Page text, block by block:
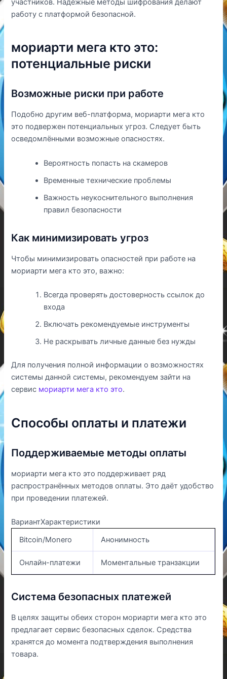
участников. Надёжные методы шифрования делают
работу с платформой безопасной.
мориарти мега кто это:
потенциальные риски
Возможные риски при работе
Подобно другим веб-платформа, мориарти мега кто
это подвержен потенциальных угроз. Следует быть
осведомлёнными возможные опасностях.
Вероятность попасть на скамеров
Временные технические проблемы
Важность неукоснительного выполнения
правил безопасности
Как минимизировать угроз
Чтобы минимизировать опасностей при работе на
мориарти мега кто это, важно:
Всегда проверять достоверность ссылок до
входа
Включать рекомендуемые инструменты
Не раскрывать личные данные без нужды
Для получения полной информации о возможностях
системы данной системы, рекомендуем зайти на
сервис мориарти мега кто это.
Способы оплаты и платежи
Поддерживаемые методы оплаты
мориарти мега кто это поддерживает ряд
распространённых методов оплаты. Это даёт удобство
при проведении платежей.
ВариантХарактеристики
Bitcoin/Monero
Анонимность
Онлайн-платежи Моментальные транзакции
Система безопасных платежей
В целях защиты обеих сторон мориарти мега кто это
предлагает сервис безопасных сделок. Средства
хранятся до момента подтверждения выполнения
товара.